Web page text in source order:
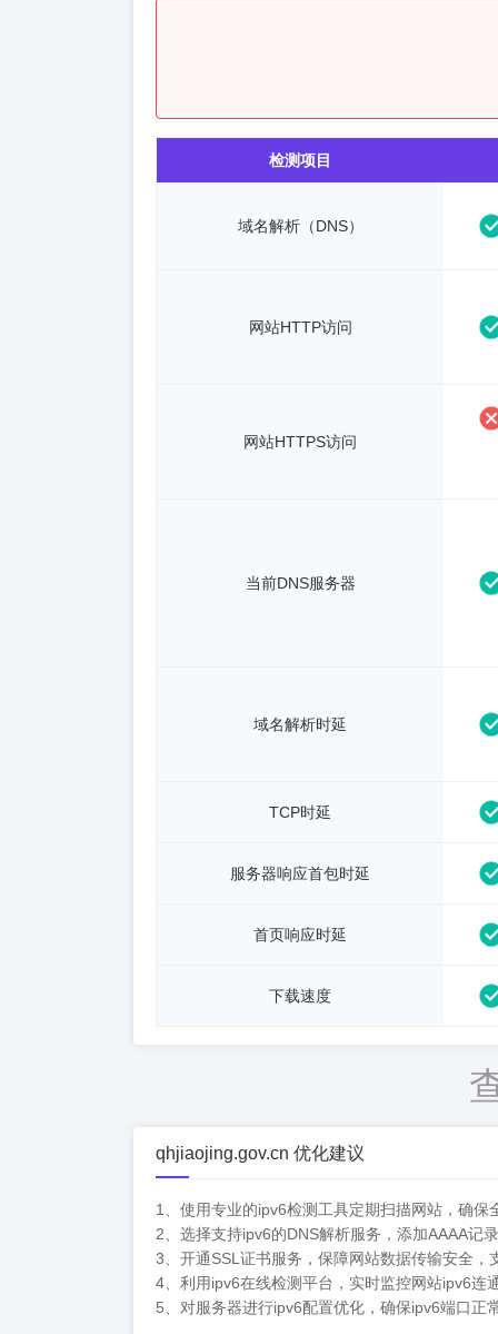
检测项目
域名解析（DNS）
网站HTTP访问
网站HTTPS访问
当前DNS服务器
域名解析时延
TCP时延
服务器响应首包时延
首页响应时延
下载速度
qhjiaojing.gov.cn 优化建议
1、使用专业的ipv6检测工具定期扫描网站，确保
2、选择支持ipv6的DNS解析服务，添加AAAA记
3、开通SSL证书服务，保障网站数据传输安全，
4、利用ipv6在线检测平台，实时监控网站ipv6连
5、对服务器进行ipv6配置优化，确保ipv6端口正